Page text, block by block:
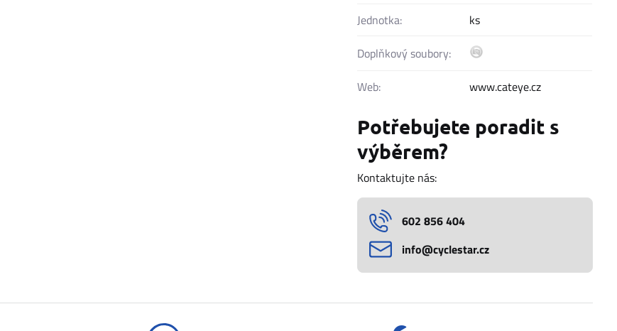
Jednotka:
ks
Doplňkový soubory:
Web:
www.cateye.cz
Potřebujete poradit s
výběrem?
Kontaktujte nás:
602 856 404
info​@cyclestar​.cz